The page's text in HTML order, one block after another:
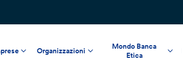
Organizzazioni
Mondo Banca
Etica